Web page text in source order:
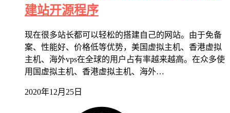
建站开源程序
现在很多站长都可以轻松的搭建自己的网站。由于免备
案、性能好、价格低等优势，美国虚拟主机、香港虚拟
主机、海外vps在全球的用户占有率越来越高。在众多使
用国虚拟主机、香港虚拟主机、海外…
2020年12月25日